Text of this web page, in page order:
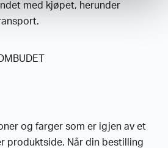
med kjøpet, herunder
og farger som er igjen av et
produktside. Når din bestilling